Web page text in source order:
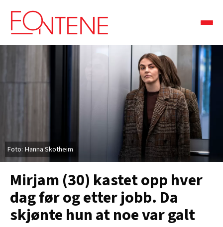
Hanna Skotheim
Mirjam (30) kastet opp hver
dag før og etter jobb. Da
skjønte hun at noe var galt